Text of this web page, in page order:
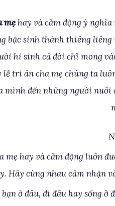
mẹ hay và cảm động ý
bậc sinh thành thiêng
hi sinh cả đời chỉ mong
lễ tri ân cha mẹ chúng ta
mình đến những người
mẹ hay và cảm động luôn
Hãy cùng nhau cảm nhận
bạn ở đâu, đi đâu hay sống